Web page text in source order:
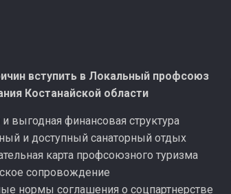
вступить в Локальный профсоюз
Костанайской области
и выгодная финансовая структура
и доступный санаторный отдых
карта профсоюзного туризма
сопровождение
нормы соглашения о соцпартнерстве